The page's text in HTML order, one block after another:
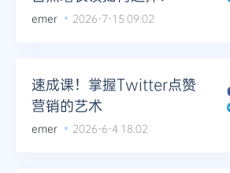
emer 2026-7-15 09:02
速成课！掌握Twitter点赞
营销的艺术
emer 2026-6-4 18:02